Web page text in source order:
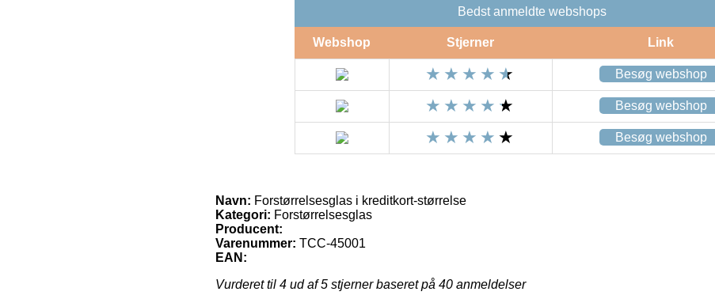
Bedst anmeldte webshops
Webshop Stjerner Link
Besøg webshop
Besøg webshop
Besøg webshop
Navn: Forstørrelsesglas i kreditkort-størrelse
Kategori: Forstørrelsesglas
Producent:
Varenummer: TCC-45001
EAN:
Vurderet til 4 ud af 5 stjerner baseret på 40 anmeldelser